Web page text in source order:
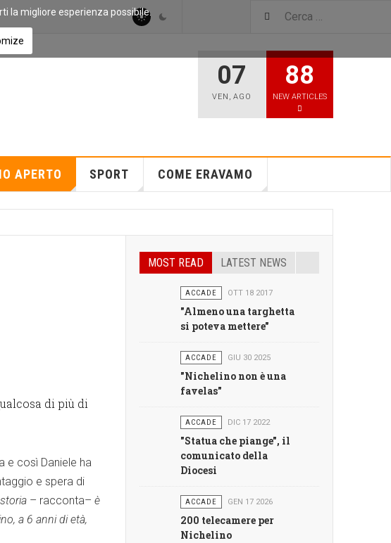
07
VEN , AGO
88
NEW ARTICLES
APERTO SPORT COME ERAVAMO
di più di
e così Daniele ha
e spera di
– racconta– è
a 6 anni di età,
MOST READ LATEST NEWS
ACCADE OTT 18 2017
"Almeno una targhetta
si poteva mettere"
ACCADE GIU 30 2025
"Nichelino non è una
favelas"
ACCADE DIC 17 2022
"Statua che piange", il
comunicato della
Diocesi
ACCADE GEN 17 2026
200 telecamere per
Nichelino
la migliore esperienza possibile.